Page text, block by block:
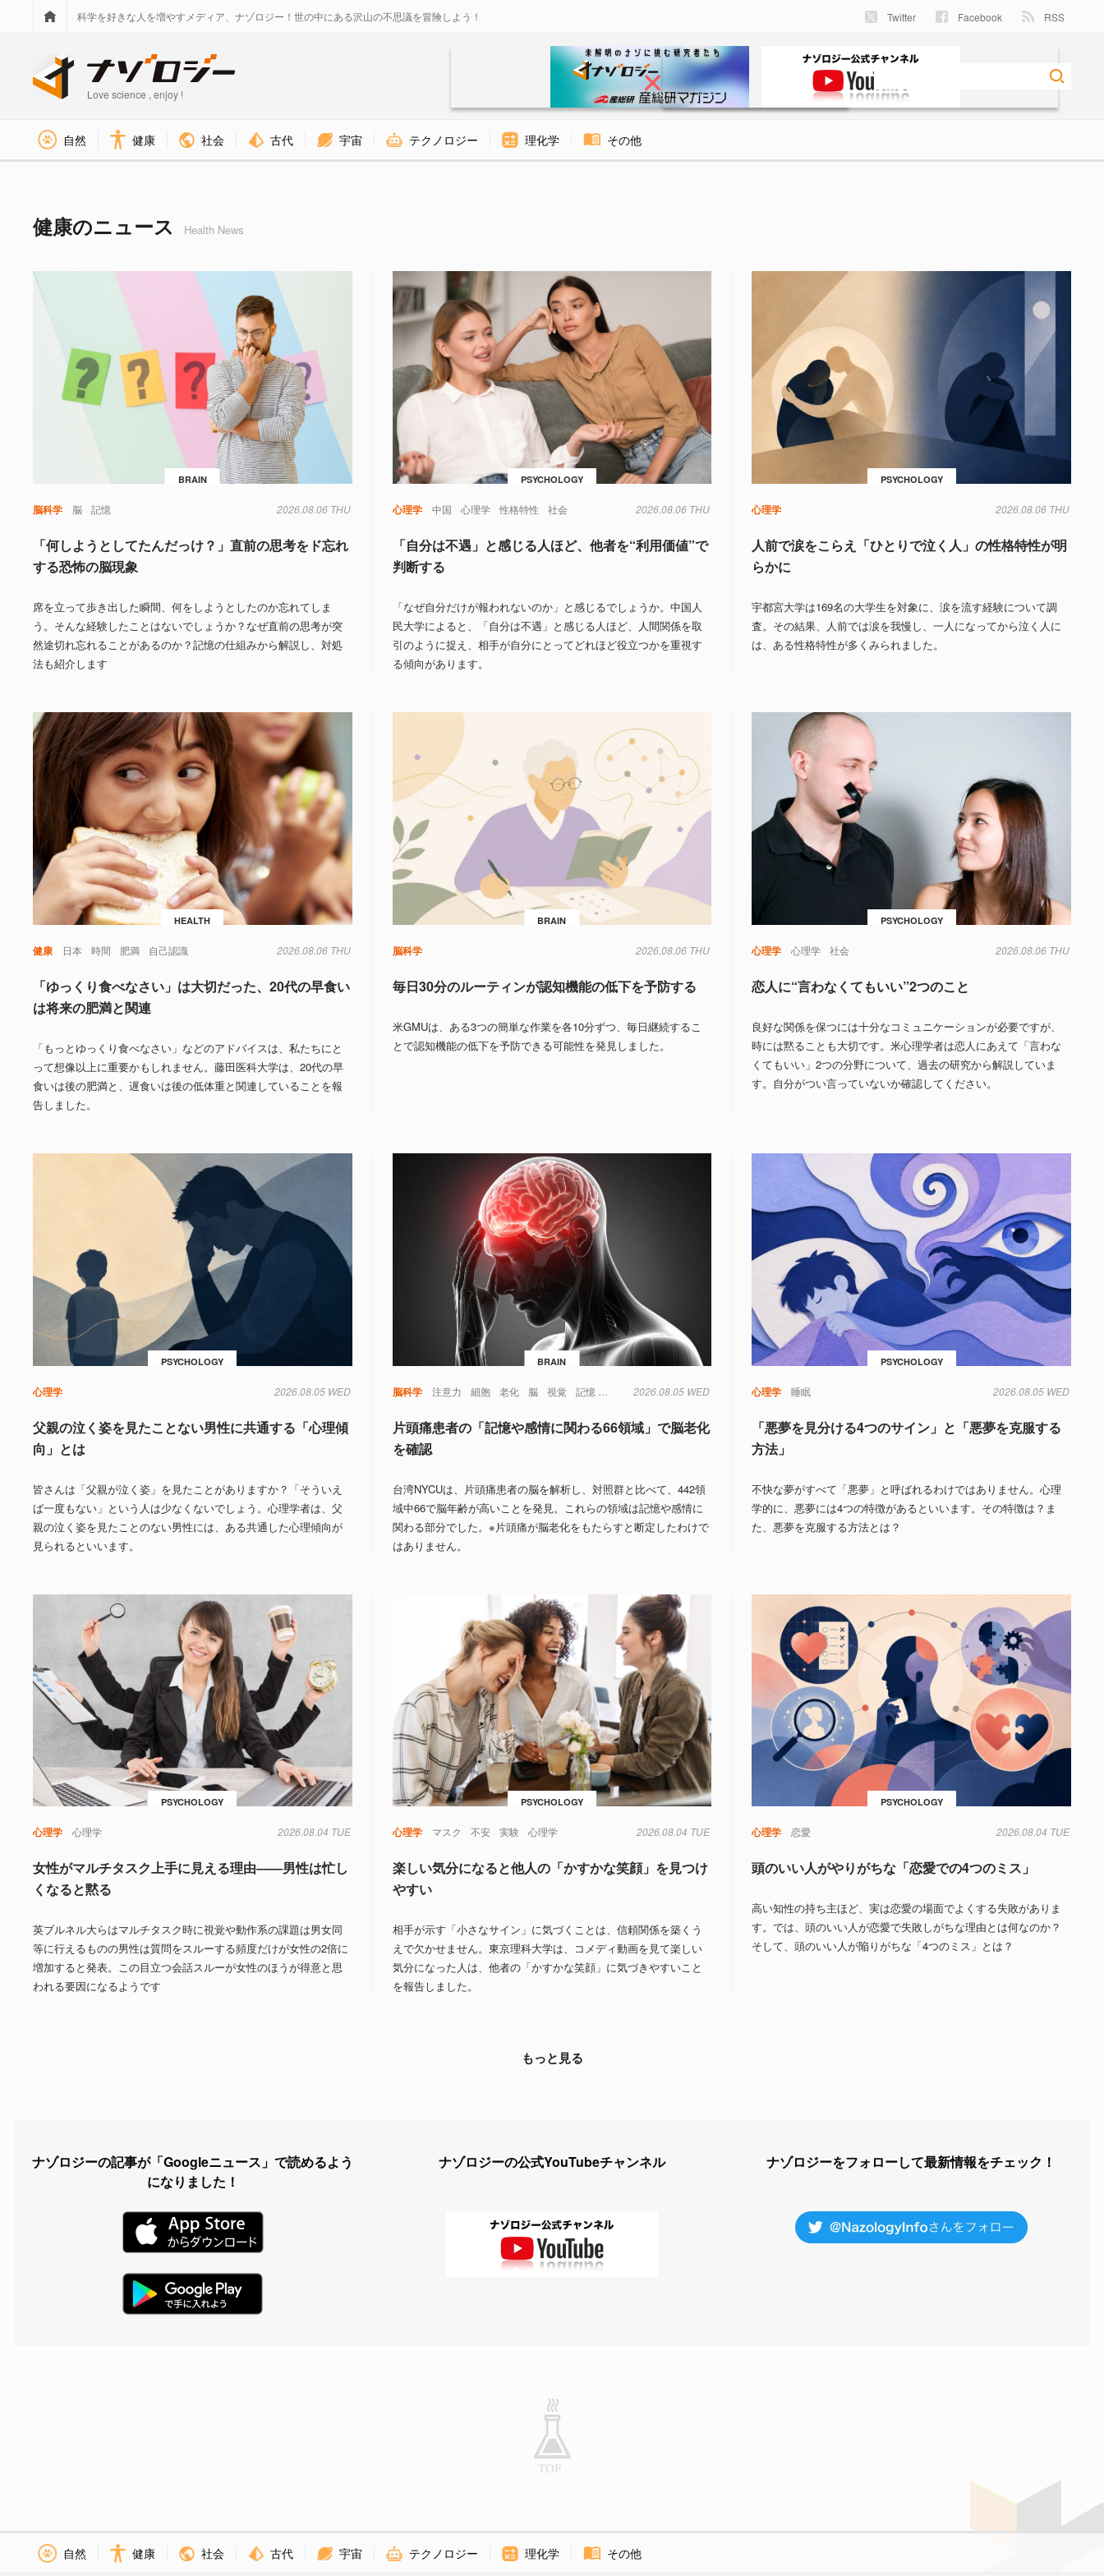
科学を好きな人を増やすメディア、ナゾロジー！世の中にある沢山の不思議を冒険しよう！ Twitter Facebook RSS
Love science , enjoy !
自然 健康 社会 古代 宇宙 テクノロジー 理化学 その他
健康のニュース Health News
BRAIN
脳科学 脳 記憶 2026.08.06 THU
「何しようとしてたんだっけ？」直前の思考をド忘れ
する恐怖の脳現象
席を立って歩き出した瞬間、何をしようとしたのか忘れてしま
う。そんな経験したことはないでしょうか？なぜ直前の思考が突
然途切れ忘れることがあるのか？記憶の仕組みから解説し、対処
法も紹介します
PSYCHOLOGY
心理学 中国 心理学 性格特性 社会 2026.08.06 THU
「自分は不遇」と感じる人ほど、他者を“利用価値”で
判断する
「なぜ自分だけが報われないのか」と感じるでしょうか。中国人
民大学によると、「自分は不遇」と感じる人ほど、人間関係を取
引のように捉え、相手が自分にとってどれほど役立つかを重視す
る傾向があります。
PSYCHOLOGY
心理学 2026.08.06 THU
人前で涙をこらえ「ひとりで泣く人」の性格特性が明
らかに
宇都宮大学は169名の大学生を対象に、涙を流す経験について調
査。その結果、人前では涙を我慢し、一人になってから泣く人に
は、ある性格特性が多くみられました。
HEALTH
健康 日本 時間 肥満 自己認識 2026.08.06 THU
「ゆっくり食べなさい」は大切だった、20代の早食い
は将来の肥満と関連
「もっとゆっくり食べなさい」などのアドバイスは、私たちにと
って想像以上に重要かもしれません。藤田医科大学は、20代の早
食いは後の肥満と、遅食いは後の低体重と関連していることを報
告しました。
BRAIN
脳科学 2026.08.06 THU
毎日30分のルーティンが認知機能の低下を予防する
米GMUは、ある3つの簡単な作業を各10分ずつ、毎日継続するこ
とで認知機能の低下を予防できる可能性を発見しました。
PSYCHOLOGY
心理学 心理学 社会 2026.08.06 THU
恋人に“言わなくてもいい”2つのこと
良好な関係を保つには十分なコミュニケーションが必要ですが、
時には黙ることも大切です。米心理学者は恋人にあえて「言わな
くてもいい」2つの分野について、過去の研究から解説していま
す。自分がつい言っていないか確認してください。
PSYCHOLOGY
心理学 2026.08.05 WED
父親の泣く姿を見たことない男性に共通する「心理傾
向」とは
皆さんは「父親が泣く姿」を見たことがありますか？「そういえ
ば一度もない」という人は少なくないでしょう。心理学者は、父
親の泣く姿を見たことのない男性には、ある共通した心理傾向が
見られるといいます。
BRAIN
脳科学 注意力 細胞 老化 脳 視覚 記憶 2026.08.05 WED
片頭痛患者の「記憶や感情に関わる66領域」で脳老化
を確認
台湾NYCUは、片頭痛患者の脳を解析し、対照群と比べて、442領
域中66で脳年齢が高いことを発見。これらの領域は記憶や感情に
関わる部分でした。※片頭痛が脳老化をもたらすと断定したわけで
はありません。
PSYCHOLOGY
心理学 睡眠 2026.08.05 WED
「悪夢を見分ける4つのサイン」と「悪夢を克服する
方法」
不快な夢がすべて「悪夢」と呼ばれるわけではありません。心理
学的に、悪夢には4つの特徴があるといいます。その特徴は？ま
た、悪夢を克服する方法とは？
PSYCHOLOGY
心理学 心理学 2026.08.04 TUE
女性がマルチタスク上手に見える理由――男性は忙し
くなると黙る
英ブルネル大らはマルチタスク時に視覚や動作系の課題は男女同
等に行えるものの男性は質問をスルーする頻度だけが女性の2倍に
増加すると発表。この目立つ会話スルーが女性のほうが得意と思
われる要因になるようです
PSYCHOLOGY
心理学 マスク 不安 実験 心理学 2026.08.04 TUE
楽しい気分になると他人の「かすかな笑顔」を見つけ
やすい
相手が示す「小さなサイン」に気づくことは、信頼関係を築くう
えで欠かせません。東京理科大学は、コメディ動画を見て楽しい
気分になった人は、他者の「かすかな笑顔」に気づきやすいこと
を報告しました。
PSYCHOLOGY
心理学 恋愛 2026.08.04 TUE
頭のいい人がやりがちな「恋愛での4つのミス」
高い知性の持ち主ほど、実は恋愛の場面でよくする失敗がありま
す。では、頭のいい人が恋愛で失敗しがちな理由とは何なのか？
そして、頭のいい人が陥りがちな「4つのミス」とは？
もっと見る
ナゾロジーの記事が「Googleニュース」で読めるよう
になりました！
ナゾロジーの公式YouTubeチャンネル ナゾロジーをフォローして最新情報をチェック！
自然 健康 社会 古代 宇宙 テクノロジー 理化学 その他